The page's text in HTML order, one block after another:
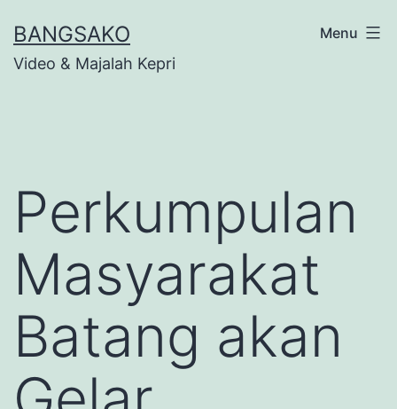
to
content
BANGSAKO
Video & Majalah Kepri
Menu
Perkumpulan
Masyarakat
Batang akan